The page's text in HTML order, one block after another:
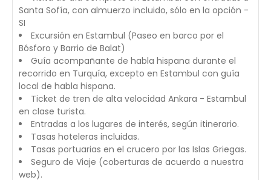
Santa Sofía, con almuerzo incluido, sólo en la opción -
SI
Excursión en Estambul (Paseo en barco por el
Bósforo y Barrio de Balat)
Guía acompañante de habla hispana durante el
recorrido en Turquía, excepto en Estambul con guía
local de habla hispana.
Ticket de tren de alta velocidad Ankara - Estambul
en clase turista.
Entradas a los lugares de interés, según itinerario.
Tasas hoteleras incluidas.
Tasas portuarias en el crucero por las Islas Griegas.
Seguro de Viaje (coberturas de acuerdo a nuestra
web).